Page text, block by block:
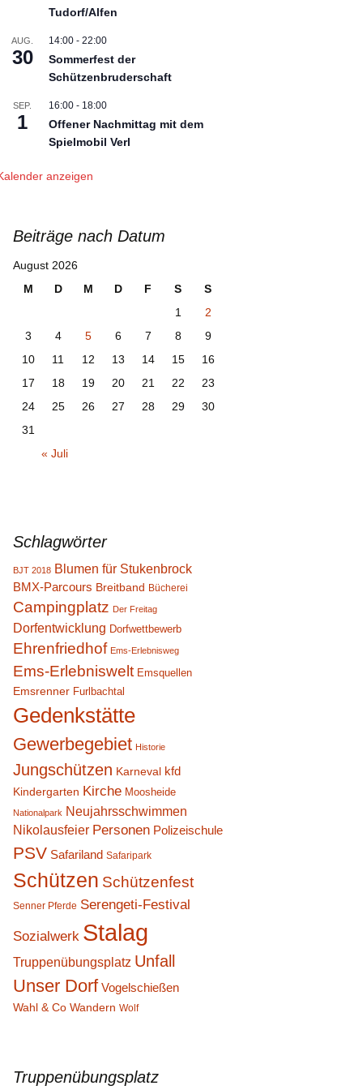
Presseberichte 2011
Presseberichte 2010
Tudorf/Alfen
AUG.
30
14:00- 22:00
Sommerfest der
Schützenbruderschaft
SEP.
1
16:00- 18:00
Offener Nachmittag mit dem
Spielmobil Verl
anzeigen
Beiträge nach Datum
August 2026
M
D M D F S
S
1
2
3
4 5 6 7 8
9
10
11 12 13 14 15
16
17
18 19 20 21 22
23
24
25 26 27 28 29
30
31
« Juli
Schlagwörter
BJT 2018 Blumen für Stukenbrock
BMX-Parcours Breitband Bücherei
Campingplatz Der Freitag
Dorfentwicklung Dorfwettbewerb
Ehrenfriedhof Ems-Erlebnisweg
Ems-Erlebniswelt Emsquellen
Emsrenner Furlbachtal
Gedenkstätte
Gewerbegebiet Historie
Jungschützen Karneval kfd
Kindergarten Kirche Moosheide
Nationalpark Neujahrsschwimmen
Nikolausfeier Personen Polizeischule
PSV Safariland Safaripark
Schützen Schützenfest
Senner Pferde Serengeti-Festival
Sozialwerk Stalag
Truppenübungsplatz Unfall
Unser Dorf Vogelschießen
Wahl & Co Wandern Wolf
Truppenübungsplatz